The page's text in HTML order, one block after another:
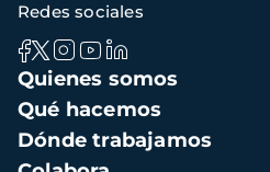
Navegación
principal
Quienes somos
Qué hacemos
Dónde trabajamos
Redes sociales